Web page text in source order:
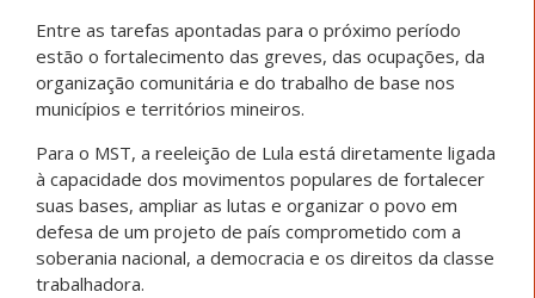
Entre as tarefas apontadas para o próximo período
estão o fortalecimento das greves, das ocupações, da
organização comunitária e do trabalho de base nos
municípios e territórios mineiros.
Para o MST, a reeleição de Lula está diretamente ligada
à capacidade dos movimentos populares de fortalecer
suas bases, ampliar as lutas e organizar o povo em
defesa de um projeto de país comprometido com a
soberania nacional, a democracia e os direitos da classe
trabalhadora.